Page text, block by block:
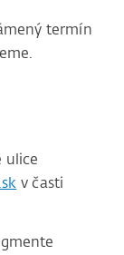
termín
ulice
v časti